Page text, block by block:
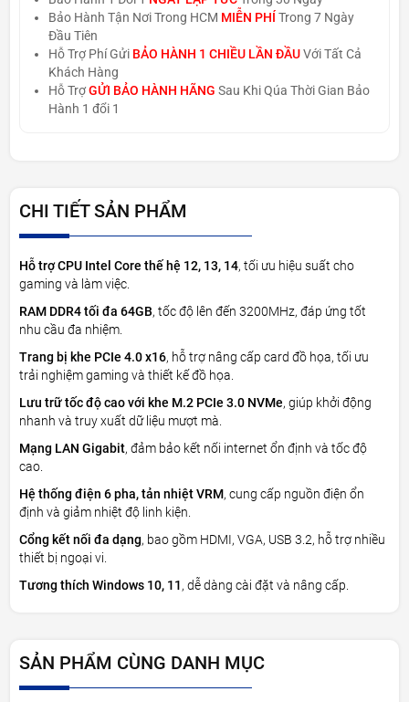
Bảo Hành Tận Nơi Trong HCM MIỄN PHÍ Trong 7 Ngày
Đầu Tiên
Hỗ Trợ Phí Gửi BẢO HÀNH 1 CHIỀU LẦN ĐẦU Với Tất Cả
Khách Hàng
Hỗ TrợGỬI BẢO HÀNH HÃNG Sau Khi Qúa Thời Gian Bảo
Hành 1 đổi 1
CHI TIẾT SẢN PHẨM
Hỗ trợ CPU Intel Core thế hệ 12, 13, 14, tối ưu hiệu suất cho
gaming và làm việc.
RAM DDR4 tối đa 64GB, tốc độ lên đến 3200MHz, đáp ứng tốt
nhu cầu đa nhiệm.
Trang bị khe PCIe 4.0 x16, hỗ trợ nâng cấp card đồ họa, tối ưu
trải nghiệm gaming và thiết kế đồ họa.
Lưu trữ tốc độ cao với khe M.2 PCIe 3.0 NVMe, giúp khởi động
nhanh và truy xuất dữ liệu mượt mà.
Mạng LAN Gigabit, đảm bảo kết nối internet ổn định và tốc độ
cao.
Hệ thống điện 6 pha, tản nhiệt VRM, cung cấp nguồn điện ổn
định và giảm nhiệt độ linh kiện.
Cổng kết nối đa dạng, bao gồm HDMI, VGA, USB 3.2, hỗ trợ nhiều
thiết bị ngoại vi.
Tương thích Windows 10, 11, dễ dàng cài đặt và nâng cấp.
SẢN PHẨM CÙNG DANH MỤC